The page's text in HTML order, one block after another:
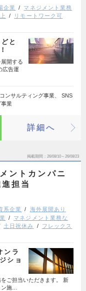
企業
マネジメント業務
リモートワーク可
と
開する
広告運
ンサルティング事業、 SNS
事業
詳細へ
掲載期間 26/08/10～26/08/23
ントカンパニ
担当
系企業
海外展開あり
マネジメント業務な
土日祝休み
フレックス
ンラ
ショ
ご担当いただきます。 新
施…